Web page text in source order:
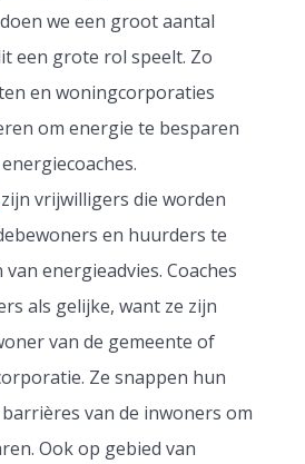
we een groot aantal
een grote rol speelt. Zo
en woningcorporaties
om energie te besparen
zijn vrijwilligers die worden
en huurders te
energieadvies. Coaches
als gelijke, want ze zijn
van de gemeente of
Ze snappen hun
van de inwoners om
Ook op gebied van